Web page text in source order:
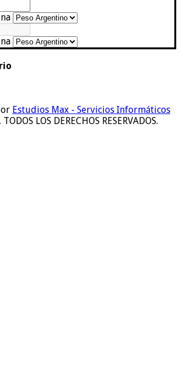
Estudios Max - Servicios Informáticos
LOS DERECHOS RESERVADOS.